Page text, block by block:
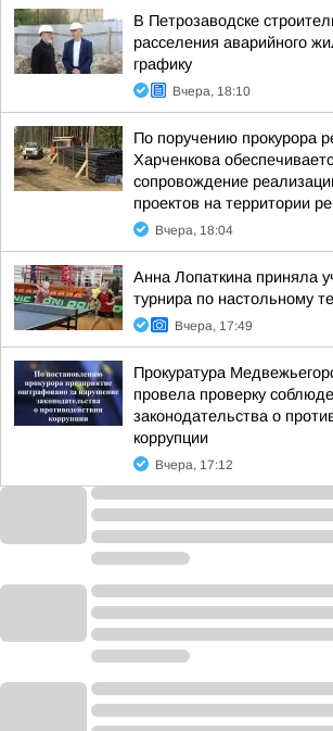
В Петрозаводске
расселения аварийного
графику
Вчера, 18:10
По поручению прокурора
Харченкова
сопровождение
проектов на территории
Вчера, 18:04
Анна Лопаткина приняла
турнира по настольному
Вчера, 17:49
Прокуратура
провела проверку
законодательства о
коррупции
Вчера, 17:12